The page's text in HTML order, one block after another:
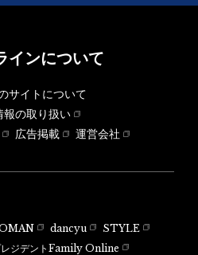
インについて
サイトについて
報の取り扱い
広告掲載
運営会社
dancyu
STYLE
レジデントFamily Online